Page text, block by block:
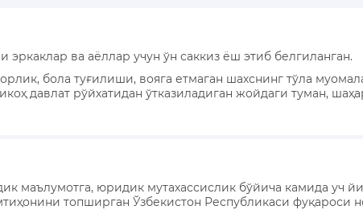
ва аёллар учун ўн саккиз ёш этиб белгиланган.
бола туғилиши, вояга етмаган шахснинг тўла
давлат рўйхатидан ўтказиладиган жойдаги туман,
маълумотга, юридик мутахассислик бўйича камида уч
топширган Ўзбекистон Республикаси фуқароси